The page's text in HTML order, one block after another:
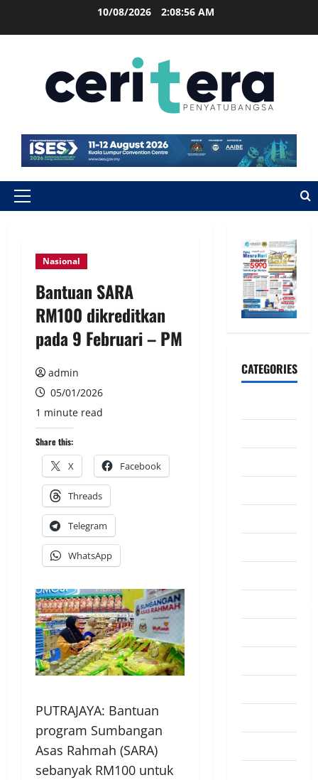
10/08/2026 2:08:56 AM
Nasional
Bantuan SARA
RM100 dikreditkan
pada 9 Februari – PM
admin
05/01/2026
1 minute read
Share this:
X Facebook
Threads
Telegram
WhatsApp
PUTRAJAYA: Bantuan
program Sumbangan
Asas Rahmah (SARA)
sebanyak RM100 untuk
CATEGORIES